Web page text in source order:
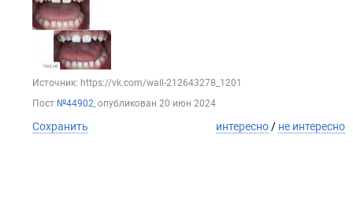
Источник: https://vk.com/wall-212643278_1201
Пост №44902, опубликован 20 июн 2024
Сохранить интересно / не интересно